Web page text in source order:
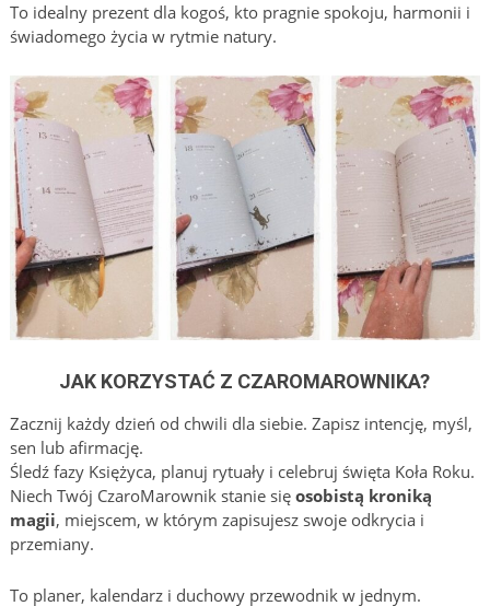
To idealny prezent dla kogoś, kto pragnie spokoju, harmonii i
świadomego życia w rytmie natury.
JAK KORZYSTAĆ Z CZAROMAROWNIKA?
Zacznij każdy dzień od chwili dla siebie. Zapisz intencję, myśl,
sen lub afirmację.
Śledź fazy Księżyca, planuj rytuały i celebruj święta Koła Roku.
Niech Twój CzaroMarownik stanie się osobistą kroniką
magii, miejscem, w którym zapisujesz swoje odkrycia i
przemiany.
To planer, kalendarz i duchowy przewodnik w jednym.